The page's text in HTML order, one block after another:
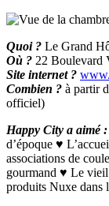
Quoi ? Le Grand
Où ? 22 Boulevard
Site internet ?
Combien ? à partir
officiel)
Happy City a aimé :
d’époque ♥
associations de
gourmand ♥ Le
produits Nuxe dans